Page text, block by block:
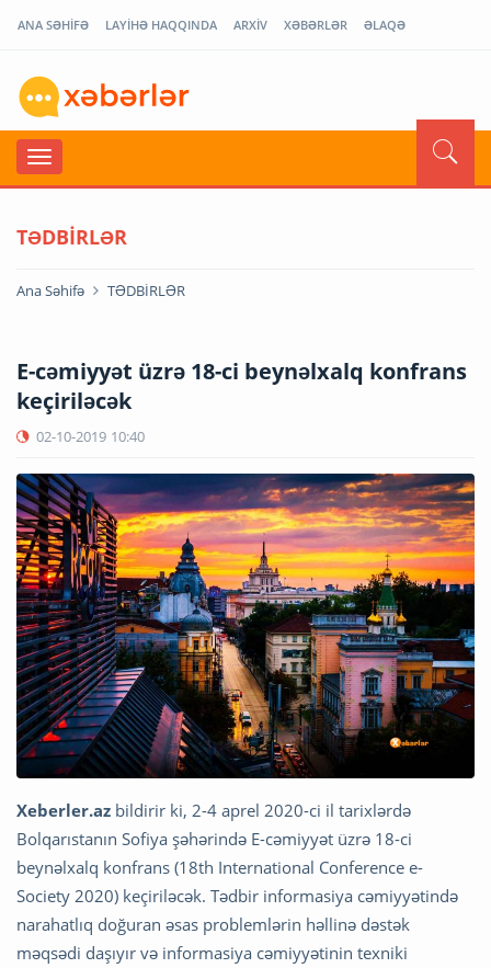
ANA SƏHİFƏ LAYİHƏ HAQQINDA ARXİV XƏBƏRLƏR ƏLAQƏ
TƏDBİRLƏR
Ana Səhifə TƏDBİRLƏR
E-cəmiyyət üzrə 18-ci beynəlxalq konfrans
keçiriləcək
02-10-2019 10:40
Xeberler.az bildirir ki, 2-4 aprel 2020-ci il tarixlərdə
Bolqarıstanın Sofiya şəhərində E-cəmiyyət üzrə 18-ci
beynəlxalq konfrans (18th International Conference e-
Society 2020) keçiriləcək. Tədbir informasiya cəmiyyətində
narahatlıq doğuran əsas problemlərin həllinə dəstək
məqsədi daşıyır və informasiya cəmiyyətinin texniki